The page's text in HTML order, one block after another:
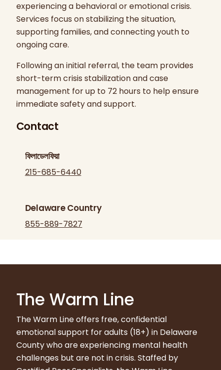
experiencing a behavioral or emotional crisis.
Services focus on stabilizing the situation,
supporting families, and connecting youth to
ongoing care.
Following an initial referral, the team provides
short-term crisis stabilization and case
management for up to 72 hours to help ensure
immediate safety and support.
Contact
ফিলাডেলফিয়া
215-685-6440
Delaware Country
855-889-7827
The Warm Line
The Warm Line offers free, confidential
emotional support for adults (18+) in Delaware
County who are experiencing mental health
challenges but are not in crisis. Staffed by